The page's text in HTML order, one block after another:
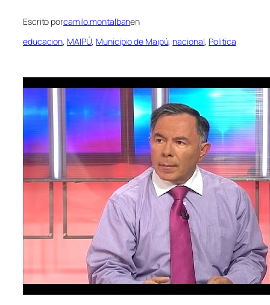
Escrito porcamilo.montalbanen
educacion, MAIPÚ, Municipio de Maipú, nacional, Politica